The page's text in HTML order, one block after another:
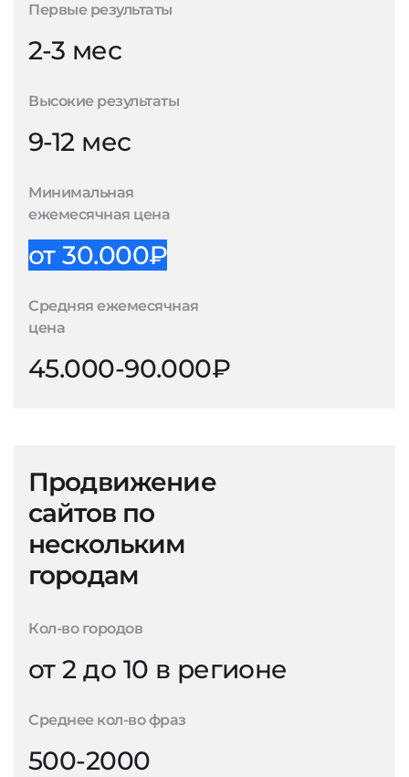
Первые результаты
2-3 мес
Высокие результаты
9-12 мес
Минимальная
ежемесячная цена
от 30.000₽
Средняя ежемесячная
цена
45.000-90.000₽
Продвижение
сайтов по
нескольким
городам
Кол-во городов
от 2 до 10 в регионе
Среднее кол-во фраз
500-2000